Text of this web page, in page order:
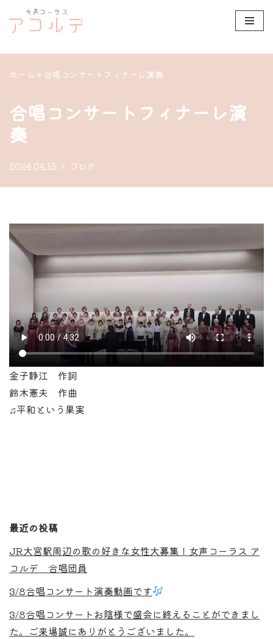
コ
ン
テ
ツ
へ
ス
ッ
プ
ホーム » 合唱コンサートフィナーレ演奏
合唱コンサートフィナーレ演
奏
2024.04.15 ブログ
金子静江 作詞
鈴木憲夫 作曲
♫平和という果実
最近の投稿
JR大宮駅周辺の歌の好きな女性大募集！女声コーラス ア
コルデ 合唱団員
3/8合唱コンサート演奏動画です
3/8合唱コンサートお陰様で盛会に終えることができまし
た。ご来場誠にありがとうございました。